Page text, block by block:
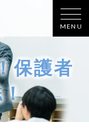
MENU
保護者